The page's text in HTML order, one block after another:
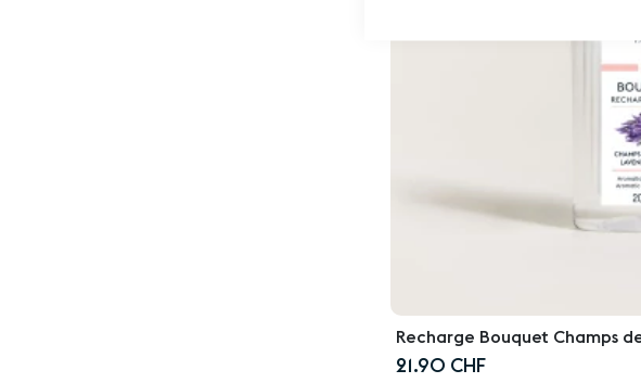
Recharge Bouquet Champs
21.90 CHF